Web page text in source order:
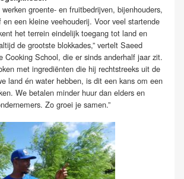
groente- en fruitbedrijven, bijenhouders,
een kleine veehouderij. Voor veel startende
het terrein eindelijk toegang tot land en
de grootste blokkades,” vertelt Saeed
Cooking School, die er sinds anderhalf jaar zit.
met ingrediënten die hij rechtstreeks uit de
land én water hebben, is dit een kans om een
We betalen minder huur dan elders en
Zo groei je samen.”